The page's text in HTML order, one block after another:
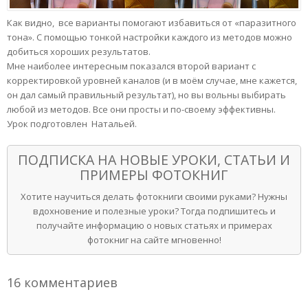
Как видно, все варианты помогают избавиться от «паразитного
тона». С помощью тонкой настройки каждого из методов можно
добиться хороших результатов.
Мне наиболее интересным показался второй вариант с
корректировкой уровней каналов (и в моём случае, мне кажется,
он дал самый правильный результат), но вы вольны выбирать
любой из методов. Все они просты и по-своему эффективны.
Урок подготовлен Натальей.
ПОДПИСКА НА НОВЫЕ УРОКИ, СТАТЬИ И
ПРИМЕРЫ ФОТОКНИГ
Хотите научиться делать фотокниги своими руками? Нужны
вдохновение и полезные уроки? Тогда подпишитесь и
получайте информацию о новых статьях и примерах
фотокниг на сайте мгновенно!
16 комментариев